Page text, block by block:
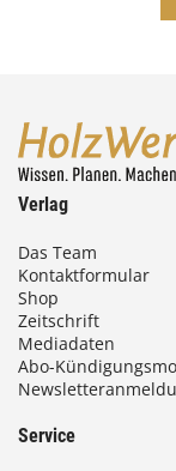
Verlag
Das Team
Kontaktformular
Shop
Zeitschrift
Mediadaten
Abo-
Service